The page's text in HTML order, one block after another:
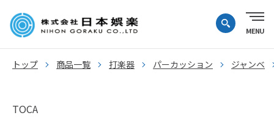
トップ 商品一覧 打楽器 パーカッション ジャンベ
TOCA